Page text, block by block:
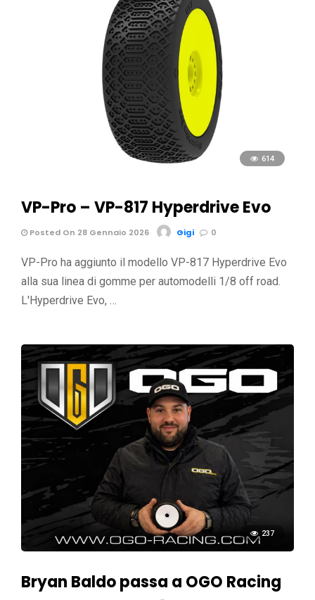
614
VP-Pro – VP-817 Hyperdrive Evo
Posted On 28 Gennaio 2026 Gigi 0
VP-Pro ha aggiunto il modello VP-817 Hyperdrive Evo
alla sua linea di gomme per automodelli 1/8 off road.
L'Hyperdrive Evo, …
237
Bryan Baldo passa a OGO Racing